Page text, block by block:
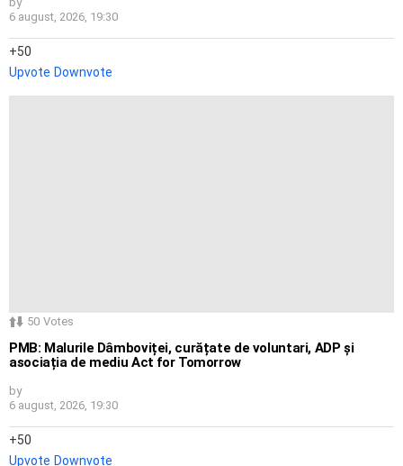
6 august, 2026, 19:30
50
Upvote Downvote
50 Votes
PMB: Malurile Dâmboviței, curățate de voluntari, ADP și
asociația de mediu Act for Tomorrow
by
6 august, 2026, 19:30
50
Upvote Downvote